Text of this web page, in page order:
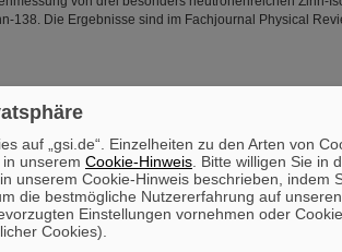
138. Die Ergebnisse sind im Fachjournal Physical
Frankfurt für Dr. Ralph Aßmann
wurde auf eine Kooperationsprofessur im Fachbereich
Der auf dem Gebiet der Beschleunigerphysik
Bereich „Beschleunigerbetrieb und -entwicklung (ACC)“
Aßmann verantwortlich für den Betrieb der bestehenden
und für die Integration und Inbetriebnahme der sich
Teilchenbeschleunigeranlage FAIR.…
auf „gsi.de“. Einzelheiten zu den Arten von
unserem Cookie-Hinweis . Bitte willigen Sie in
unserem Cookie-Hinweis beschrieben, indem
die bestmögliche Nutzererfahrung auf
Einstellungen vornehmen oder
Cookies).